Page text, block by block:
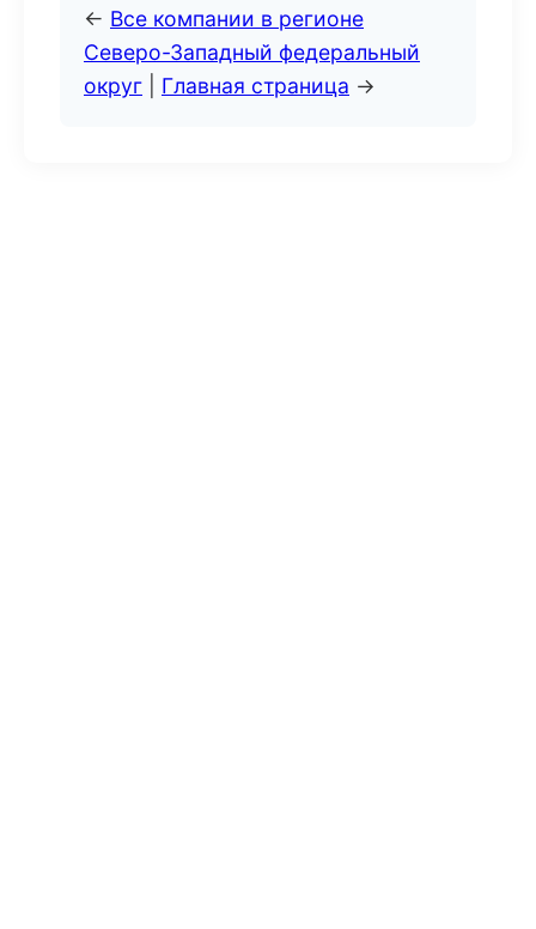
← Все компании в регионе
Северо-Западный федеральный
округ
Главная страница →